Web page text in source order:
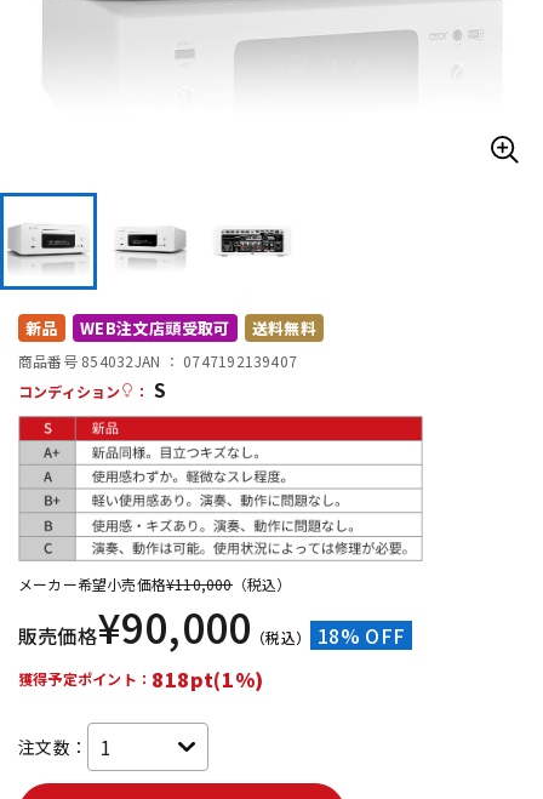
DTM オンライン納品
配信/ライブ機器
新品 WEB注文店頭受取可 送料無料
商品番号 854032JAN ： 0747192139407
コンディション
： S
メーカー希望小売価格¥110,000（税込）
販売価格¥90,000 （税込） 18% OFF
獲得予定ポイント： 818pt(1%)
注文数：